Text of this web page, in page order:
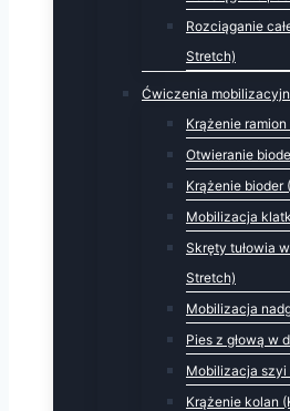
Rozciąganie
Stretch)
Ćwiczenia
Krążenie
Otwieranie
Krążenie bioder
Mobilizacja
Skręty tułowia
Stretch)
Mobilizacja
Pies z głową w
Mobilizacja
Krążenie kolan